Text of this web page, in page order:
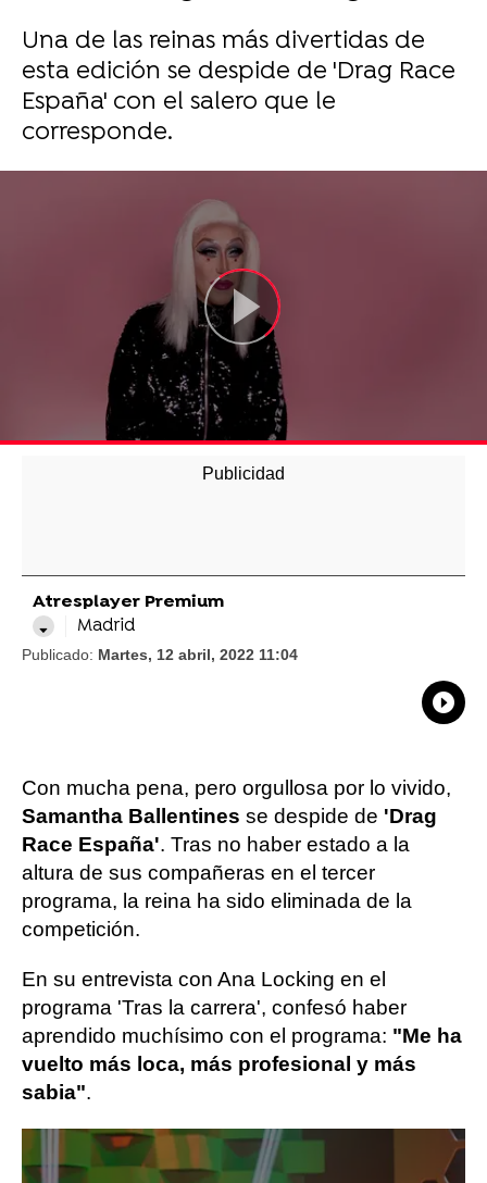
Una de las reinas más divertidas de
esta edición se despide de 'Drag Race
España' con el salero que le
corresponde.
Atresplayer Premium
Madrid
Publicado: Martes, 12 abril, 2022 11:04
Con mucha pena, pero orgullosa por lo vivido,
Samantha Ballentines se despide de 'Drag
Race España'. Tras no haber estado a la
altura de sus compañeras en el tercer
programa, la reina ha sido eliminada de la
competición.
En su entrevista con Ana Locking en el
programa 'Tras la carrera', confesó haber
aprendido muchísimo con el programa: "Me ha
vuelto más loca, más profesional y más
sabia".